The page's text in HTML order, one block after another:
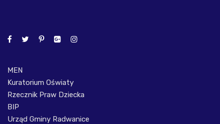
MEN
Kuratorium Oświaty
Rzecznik Praw Dziecka
BIP
Urząd Gminy Radwanice